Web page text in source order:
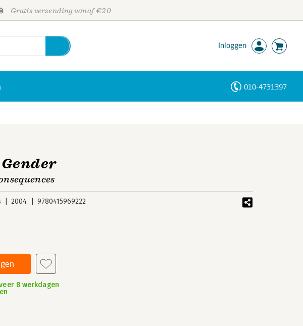
Gratis verzending vanaf €20
Inloggen
010-4731397
2004 9780415969222
8 werkdagen
Personen